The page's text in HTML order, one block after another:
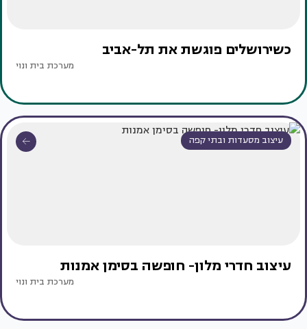
כשירושלים פוגשת את תל-אביב
מערכת בית ונוי
עיצוב מסעדות ובתי קפה
עיצוב חדרי מלון- חופשה בסימן אמנות
מערכת בית ונוי